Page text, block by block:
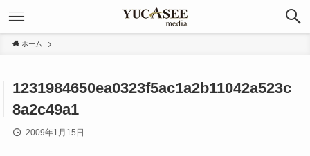
ホーム
1231984650ea0323f5ac1a2b11042a523c
8a2c49a1
2009年1月15日